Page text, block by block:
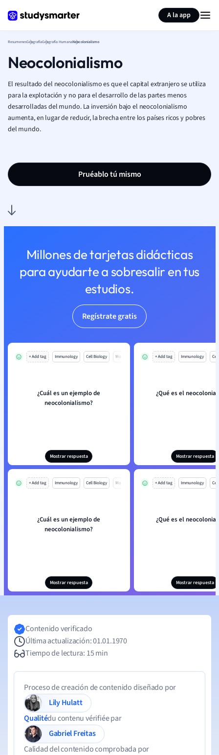
A la app
ResumenesGeografíaGeografía HumanaNeocolonialismo
Neocolonialismo
El resultado del neocolonialismo es que el capital extranjero se utiliza
para la explotación y no para el desarrollo de las partes menos
desarrolladas del mundo. La inversión bajo el neocolonialismo
aumenta, en lugar de reducir, la brecha entre los países ricos y pobres
del mundo.
Pruéablo tú mismo
Millones de tarjetas didácticas
para ayudarte a sobresalir en tus
estudios.
Regístrate gratis
+ Add tag Immunology Cell Biology Mo
¿Cuál es un ejemplo de
neocolonialismo?
Mostrar respuesta
+ Add tag Immunology
¿Qué es el
Mostrar respuesta
+ Add tag Immunology Cell Biology Mo
¿Cuál es un ejemplo de
neocolonialismo?
Mostrar respuesta
+ Add tag Immunology
¿Qué es el
Mostrar respuesta
Resumir página
Contenido verificado
Última actualización: 01.01.1970
Tiempo de lectura: 15 min
Proceso de creación de contenido diseñado por
Lily Hulatt
Qualitédu contenu vérifiée par
Gabriel Freitas
Calidad del contenido comprobada por